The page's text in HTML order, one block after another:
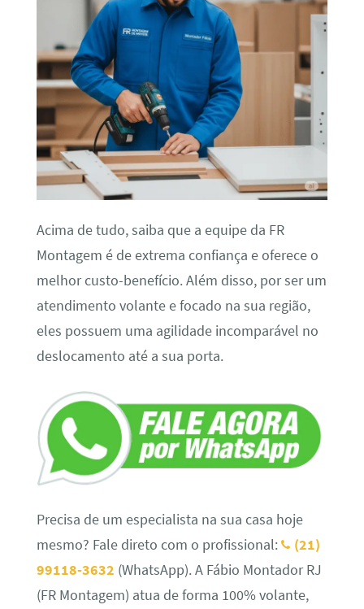
Acima de tudo, saiba que a equipe da FR
Montagem é de extrema confiança e oferece o
melhor custo-benefício. Além disso, por ser um
atendimento volante e focado na sua região,
eles possuem uma agilidade incomparável no
deslocamento até a sua porta.
Precisa de um especialista na sua casa hoje
mesmo? Fale direto com o profissional:
(21)
99118-3632 (WhatsApp). A Fábio Montador RJ
(FR Montagem) atua de forma 100% volante,